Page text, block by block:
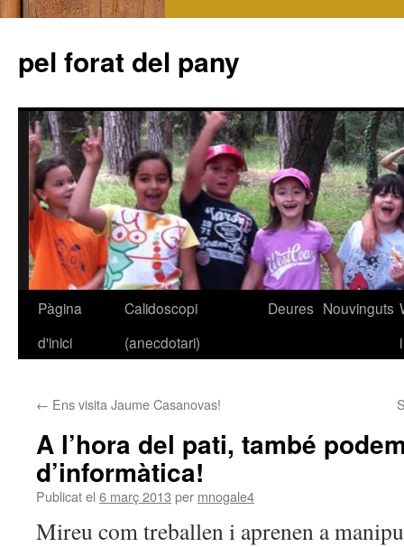
pel forat del pany
Vés
Pàgina
d'inici
Calidoscopi
(anecdotari)
Deures Nouvinguts
← Ens visita Jaume Casanovas!
A l’hora del pati, també
d’informàtica!
Publicat el 6 març 2013 per mnogale4
Mireu com treballen i aprenen a